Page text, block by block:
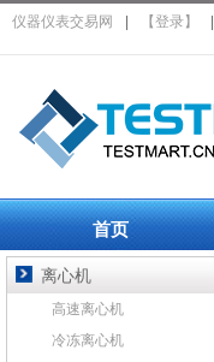
仪器仪表交易网 【登录】
首页
离心机
高速离心机
冷冻离心机